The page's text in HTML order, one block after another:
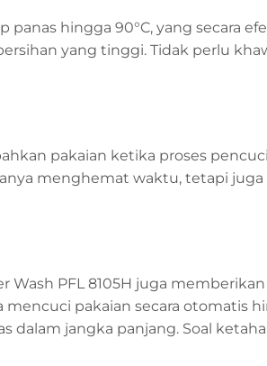
hingga 90°C, yang secara
yang tinggi. Tidak perlu
pakaian ketika proses
menghemat waktu, tetapi
Wash PFL 8105H juga
pakaian secara otomatis
dalam jangka panjang. Soal